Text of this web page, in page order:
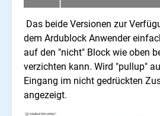
Das beide Versionen zur
dem Ardublock Anwender
auf den "nicht" Block wie oben
verzichten kann. Wird "pullup"
Eingang im nicht gedrückten
angezeigt.